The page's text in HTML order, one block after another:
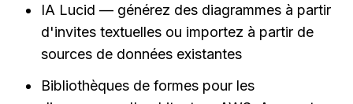
IA Lucid — générez des diagrammes à partir
d'invites textuelles ou importez à partir de
sources de données existantes
Bibliothèques de formes pour les